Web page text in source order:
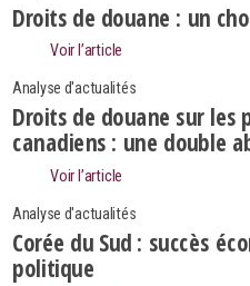
Droits de douane : un
Voir l’article
Analyse d'actualités
Droits de douane sur les
canadiens : une double
Voir l’article
Analyse d'actualités
Corée du Sud : succès
politique
Search